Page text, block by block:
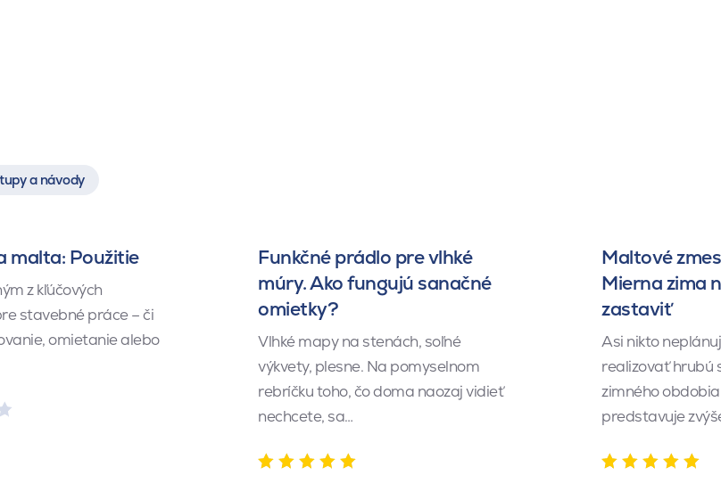
a návody
malta: Použitie
z kľúčových
stavebné práce – či
omietanie alebo
Funkčné prádlo pre vlhké
múry. Ako fungujú sanačné
omietky?
Vlhké mapy na stenách, soľné
výkvety, plesne. Na pomyselnom
rebríčku toho, čo doma naozaj vidieť
nechcete, sa…
Maltové
Mierna zima
zastaviť
Asi nikto
realizovať hrubú
zimného
predstavuje